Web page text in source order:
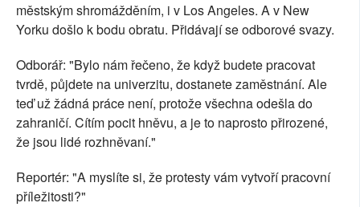
městským shromážděním, i v Los Angeles. A v New
Yorku došlo k bodu obratu. Přidávají se odborové svazy.
Odborář: "Bylo nám řečeno, že když budete pracovat
tvrdě, půjdete na univerzitu, dostanete zaměstnání. Ale
teď už žádná práce není, protože všechna odešla do
zahraničí. Cítím pocit hněvu, a je to naprosto přirozené,
že jsou lidé rozhněvaní."
Reportér: "A myslíte si, že protesty vám vytvoří pracovní
příležitosti?"